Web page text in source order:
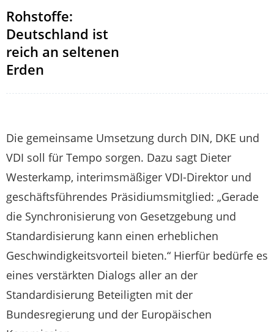
Rohstoffe:
Deutschland ist
reich an seltenen
Erden
Die gemeinsame Umsetzung durch DIN, DKE und
VDI soll für Tempo sorgen. Dazu sagt Dieter
Westerkamp, interimsmäßiger VDI-Direktor und
geschäftsführendes Präsidiumsmitglied: „Gerade
die Synchronisierung von Gesetzgebung und
Standardisierung kann einen erheblichen
Geschwindigkeitsvorteil bieten.“ Hierfür bedürfe es
eines verstärkten Dialogs aller an der
Standardisierung Beteiligten mit der
Bundesregierung und der Europäischen